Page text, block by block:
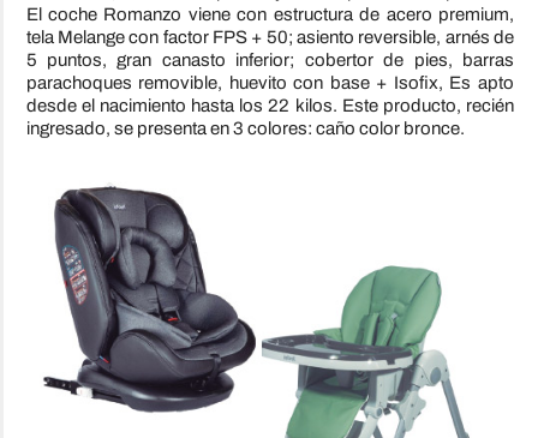
El coche Romanzo viene con estructura de acero premium,
tela Melange con factor FPS + 50; asiento reversible, arnés de
5 puntos, gran canasto inferior; cobertor de pies, barras
parachoques removible, huevito con base + Isofix, Es apto
desde el nacimiento hasta los 22 kilos. Este producto, recién
ingresado, se presenta en 3 colores: caño color bronce.